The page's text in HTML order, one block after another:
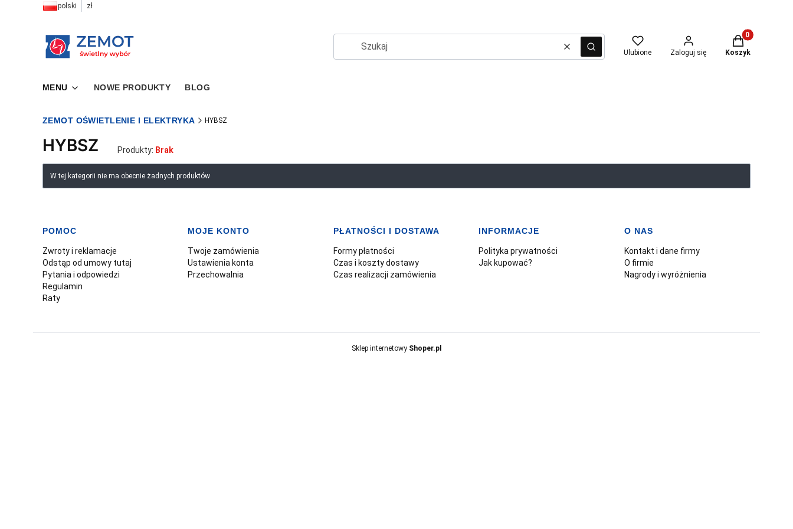
polski zł
WyczyśćSzukaj Ulubione Zaloguj się
Produkty w
Koszyk
MENU NOWE PRODUKTY BLOG
ZEMOT OŚWIETLENIE I ELEKTRYKA HYBSZ
HYBSZ Produkty: Brak
Lista produktów
W tej kategorii nie ma obecnie żadnych produktów
Linki w stopce
POMOC
Zwroty i reklamacje
Odstąp od umowy tutaj
Pytania i odpowiedzi
Regulamin
Raty
MOJE KONTO
Twoje zamówienia
Ustawienia konta
Przechowalnia
PŁATNOŚCI I DOSTAWA
Formy płatności
Czas i koszty dostawy
Czas realizacji zamówienia
INFORMACJE
Polityka prywatności
Jak kupować?
O NAS
Kontakt i dane firmy
O firmie
Nagrody i wyróżnienia
Sklep internetowy Shoper.pl